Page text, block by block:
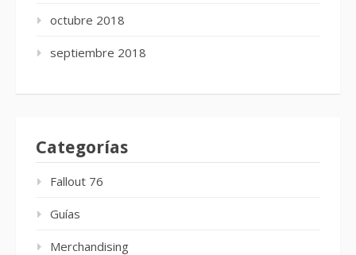
octubre 2018
septiembre 2018
Categorías
Fallout 76
Guías
Merchandising